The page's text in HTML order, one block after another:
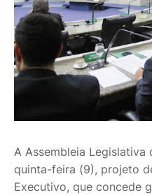
A Assembleia Legislativa
quinta-feira (9), projeto
Executivo, que concede